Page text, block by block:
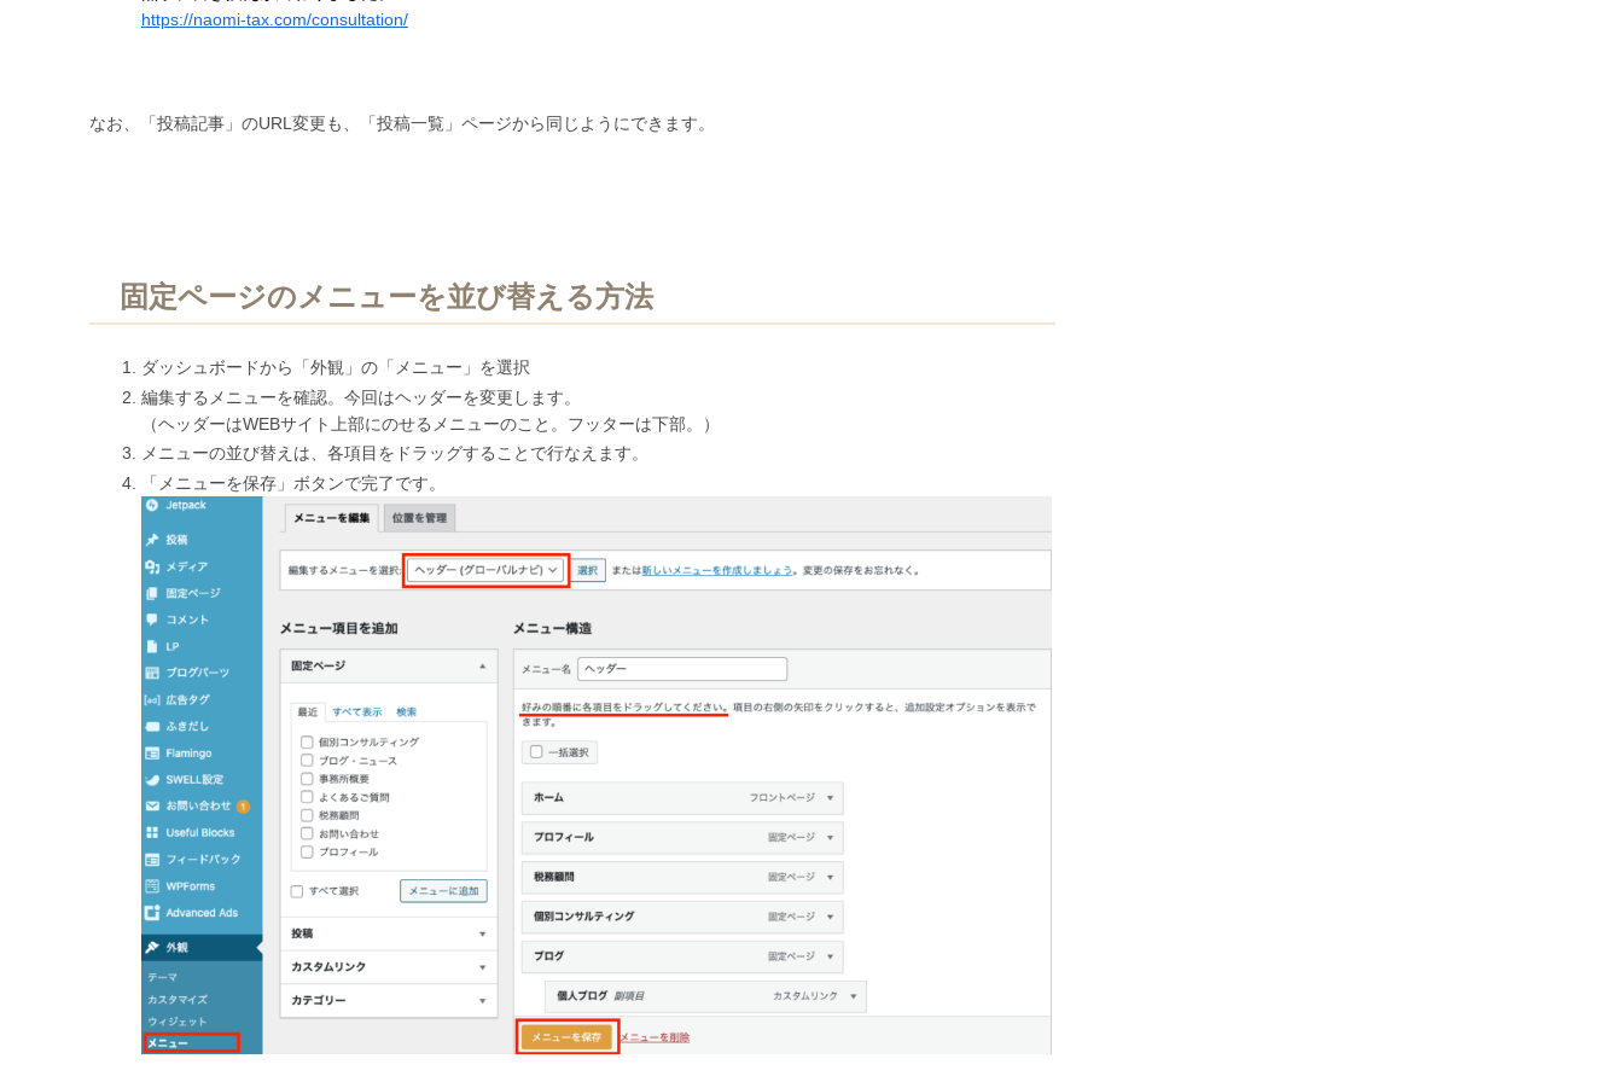
https://naomi-tax.com/consultation/
なお、「投稿記事」のURL変更も、「投稿一覧」ページから同じようにできます。
固定ページのメニューを並び替える方法
ダッシュボードから「外観」の「メニュー」を選択
編集するメニューを確認。今回はヘッダーを変更します。
（ヘッダーはWEBサイト上部にのせるメニューのこと。フッターは下部。）
メニューの並び替えは、各項目をドラッグすることで行なえます。
「メニューを保存」ボタンで完了です。